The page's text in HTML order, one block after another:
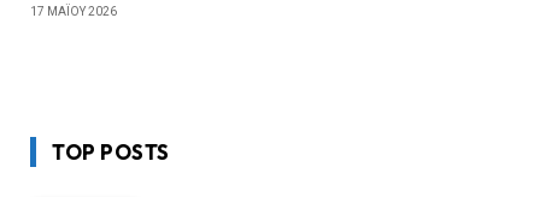
17 ΜΑΪ́ΟΥ 2026
TOP POSTS